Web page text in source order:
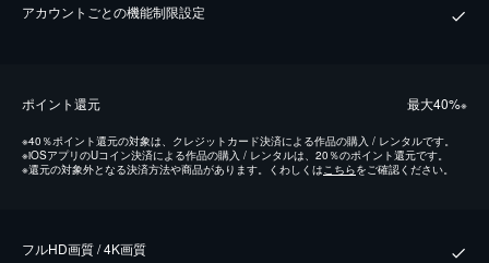
アカウントごとの機能制限設定
ポイント還元 最⼤40%※
※40％ポイント還元の対象は、クレジットカード決済による作品の購入 / レンタルです。
※iOSアプリのUコイン決済による作品の購入 / レンタルは、20％のポイント還元です。
※還元の対象外となる決済方法や商品があります。くわしくは こちらをご確認ください。
フルHD画質 / 4K画質